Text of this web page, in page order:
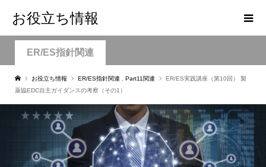
お役立ち情報
ER/ES指針関連
お役立ち情報 ER/ES指針関連 Part11関連
ER/ES実践講座（第10回） 製
薬協EDC自主ガイダンスの考察（その1）